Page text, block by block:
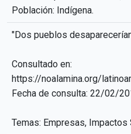
Población: Indígena.
"Dos pueblos
Consultado en:
https://noalamina.org/
Fecha de consulta: 22/02/
Temas: Empresas,